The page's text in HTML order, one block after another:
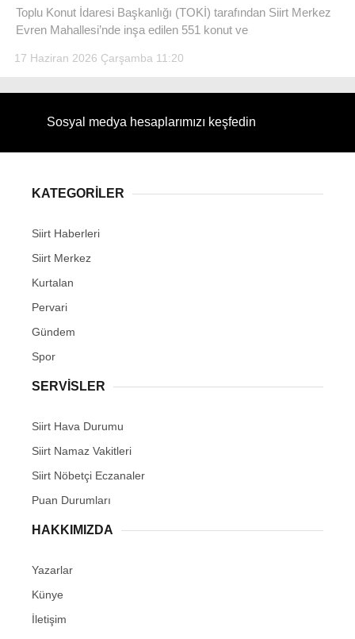
WhatsApp İhbar Hattı
Toplu Konut İdaresi Başkanlığı (TOKİ) tarafından Siirt Merkez
Evren Mahallesi’nde inşa edilen 551 konut ve
17 Haziran 2026 Çarşamba 11:20
Sosyal medya hesaplarımızı keşfedin
KATEGORİLER
Siirt Haberleri
Siirt Merkez
Kurtalan
Pervari
Gündem
Spor
SERVİSLER
Siirt Hava Durumu
Siirt Namaz Vakitleri
Siirt Nöbetçi Eczanaler
Puan Durumları
HAKKIMIZDA
Yazarlar
Künye
İletişim